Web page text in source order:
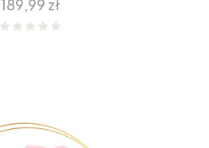
Cena
189,99 zł